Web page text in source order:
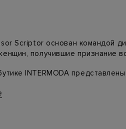
Scriptor основан командой
получившие признание
INTERMODA